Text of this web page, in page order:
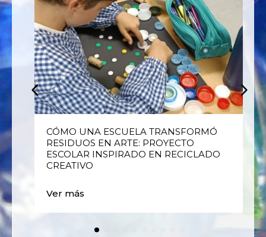
CÓMO UNA ESCUELA TRANSFORMÓ
RESIDUOS EN ARTE: PROYECTO
ESCOLAR INSPIRADO EN RECICLADO
CREATIVO
Ver más